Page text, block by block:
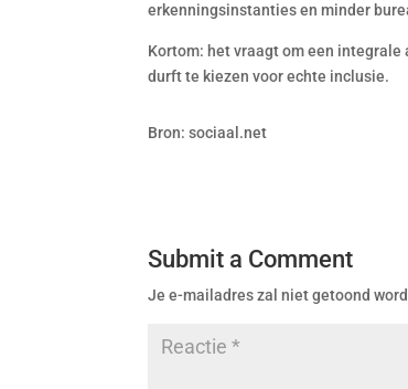
erkenningsinstanties en minder
Kortom: het vraagt om een
durft te kiezen voor echte inclusie.
Bron: sociaal.net
Submit a Comment
Je e-mailadres zal niet getoond